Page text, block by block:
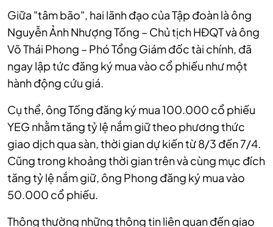
Giữa "tâm bão", hai lãnh đạo của Tập đoàn là ông
Nguyễn Ảnh Nhượng Tống – Chủ tịch HĐQT và ông
Võ Thái Phong – Phó Tổng Giám đốc tài chính, đã
ngay lập tức đăng ký mua vào cổ phiếu như một
hành động cứu giá.
Cụ thể, ông Tống đăng ký mua 100.000 cổ phiếu
YEG nhằm tăng tỷ lệ nắm giữ theo phương thức
giao dịch qua sàn, thời gian dự kiến từ 8/3 đến 7/4.
Cũng trong khoảng thời gian trên và cùng mục đích
tăng tỷ lệ nắm giữ, ông Phong đăng ký mua vào
50.000 cổ phiếu.
Thông thường những thông tin liên quan đến giao